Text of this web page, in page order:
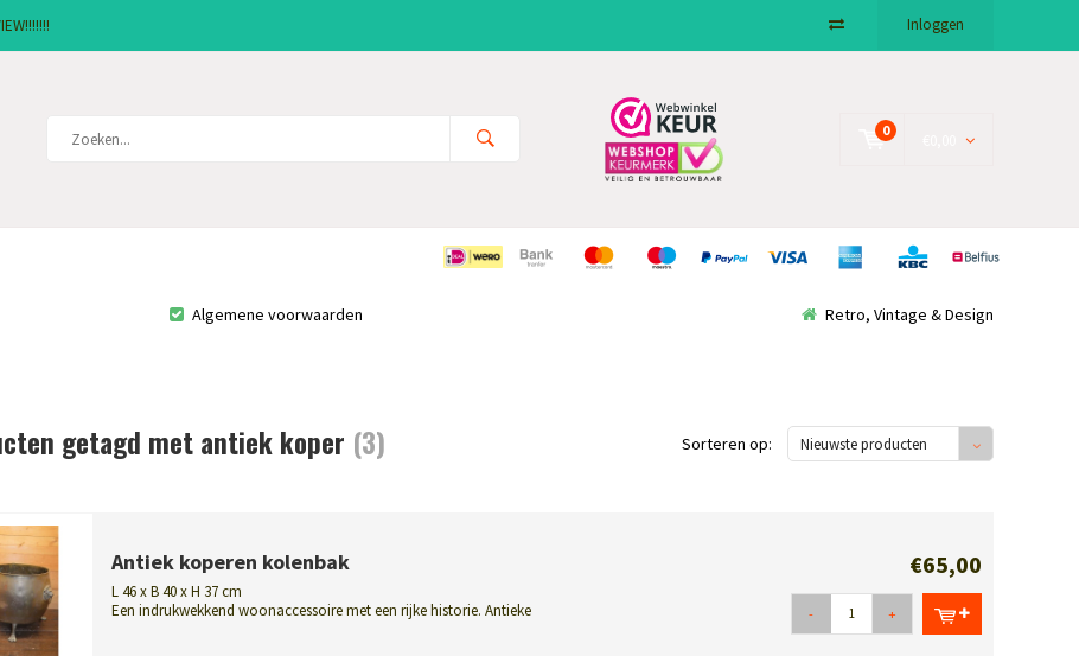
Inloggen
0
Algemene voorwaarden Retro, Vintage & Design
getagd met antiek koper (3) Sorteren op: Nieuwste producten
Antiek koperen kolenbak
L 46 x B 40 x H 37 cm
Een indrukwekkend woonaccessoire met een rijke historie. Antieke
€65,00
- +